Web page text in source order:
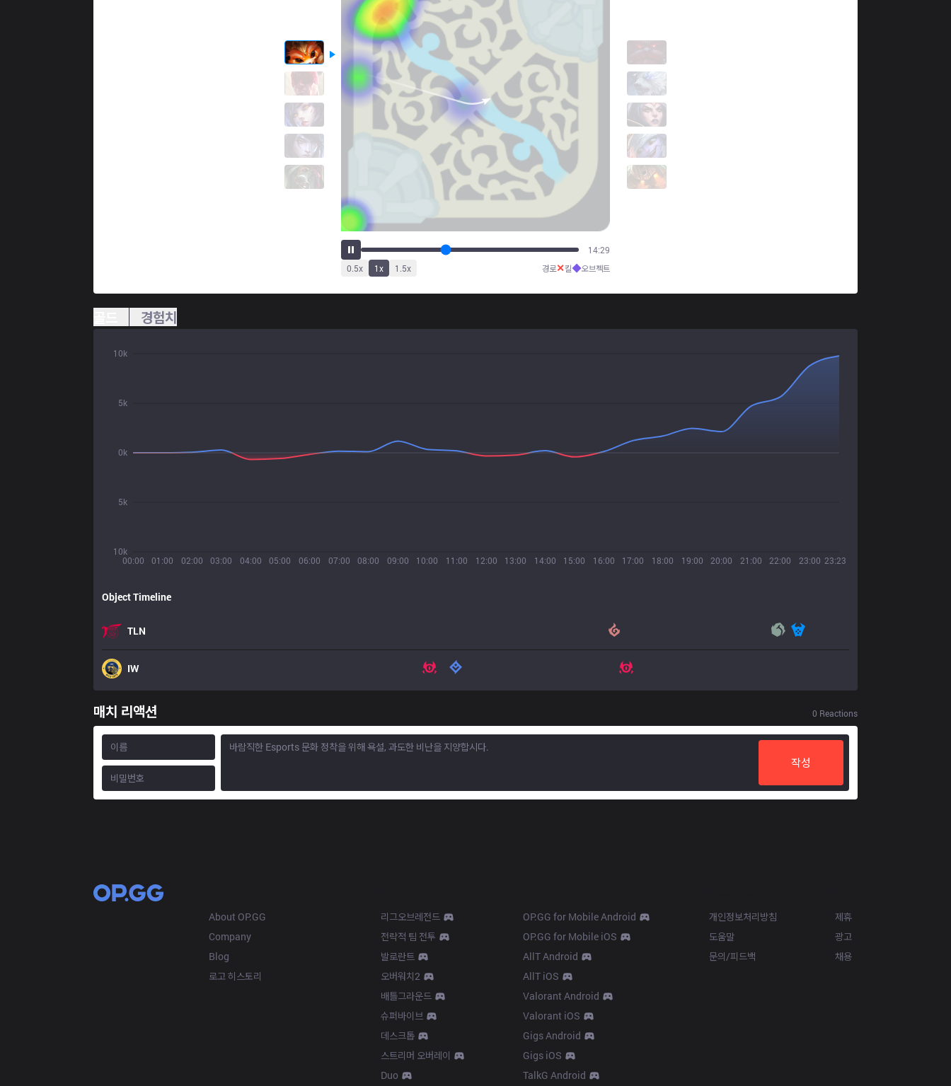
18:20
0.5x 1x 1.5x 경로✕킬◆오브젝트
경험치
00:00 01:00 02:00 03:00 04:00 05:00 06:00 07:00 08:00 09:00 10:00 11:00 12:00 13:00 14:00 15:00 16:00 17:00 18:00 19:00 20:00 21:00 22:00 23:00 23:23
10k
5k
0k
5k
10k
Object Timeline
TLN
IW
매치 리액션 0 Reactions
작성
About OP.GG
Company
Blog
로고 히스토리
리그오브레전드
전략적 팀 전투
발로란트
오버워치2
배틀그라운드
슈퍼바이브
데스크톱
스트리머 오버레이
Duo
OP.GG for Mobile Android
OP.GG for Mobile iOS
AllT Android
AllT iOS
Valorant Android
Valorant iOS
Gigs Android
Gigs iOS
TalkG Android
개인정보처리방침
도움말
문의/피드백
제휴
광고
채용